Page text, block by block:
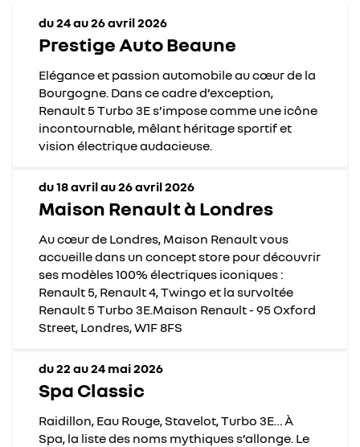
du 24 au 26 avril 2026
Prestige Auto Beaune
Elégance et passion automobile au cœur de la
Bourgogne. Dans ce cadre d’exception,
Renault 5 Turbo 3E s’impose comme une icône
incontournable, mêlant héritage sportif et
vision électrique audacieuse.
du 18 avril au 26 avril 2026
Maison Renault à Londres
Au cœur de Londres, Maison Renault vous
accueille dans un concept store pour découvrir
ses modèles 100% électriques iconiques :
Renault 5, Renault 4, Twingo et la survoltée
Renault 5 Turbo 3E.Maison Renault - 95 Oxford
Street, Londres, W1F 8FS
du 22 au 24 mai 2026
Spa Classic
Raidillon, Eau Rouge, Stavelot, Turbo 3E… À
Spa, la liste des noms mythiques s’allonge. Le